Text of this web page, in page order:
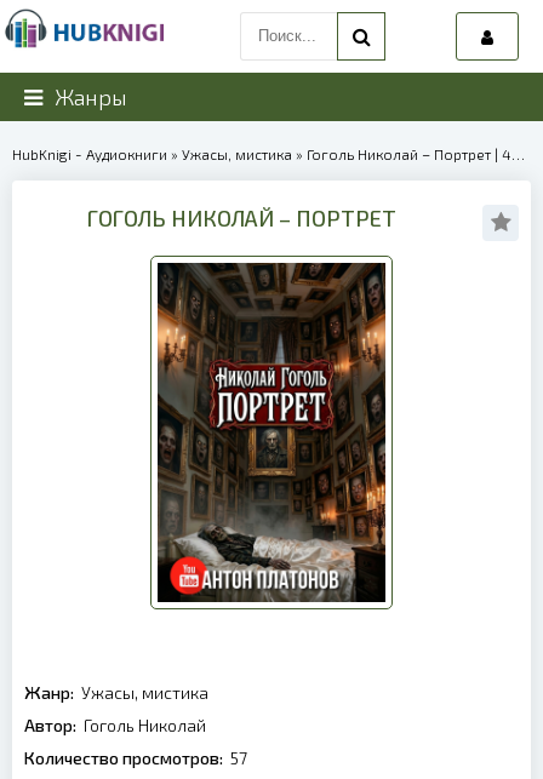
Жанры
HubKnigi - Аудиокниги » Ужасы, мистика » Гоголь Николай – Портрет | 40053
ГОГОЛЬ НИКОЛАЙ – ПОРТРЕТ
Жанр: Ужасы, мистика
Автор: Гоголь Николай
Количество просмотров: 57